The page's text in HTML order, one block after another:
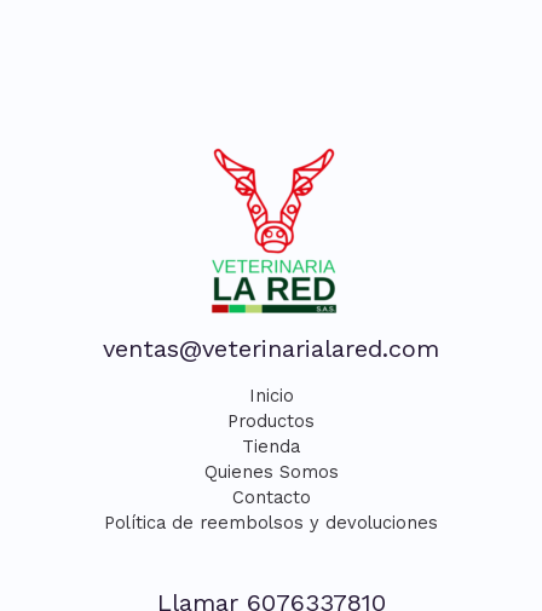
ventas@veterinarialared.com
Inicio
Productos
Tienda
Quienes Somos
Contacto
Política de reembolsos y devoluciones
Llamar 6076337810